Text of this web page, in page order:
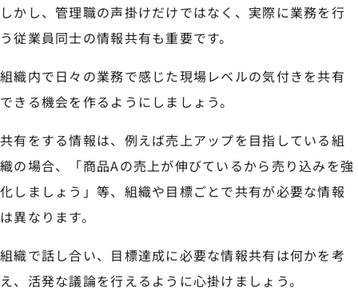
しかし、管理職の声掛けだけではなく、実際に業務を行
う従業員同士の情報共有も重要です。
組織内で日々の業務で感じた現場レベルの気付きを共有
できる機会を作るようにしましょう。
共有をする情報は、例えば売上アップを目指している組
織の場合、「商品Aの売上が伸びているから売り込みを強
化しましょう」等、組織や目標ごとで共有が必要な情報
は異なります。
組織で話し合い、目標達成に必要な情報共有は何かを考
え、活発な議論を行えるように心掛けましょう。